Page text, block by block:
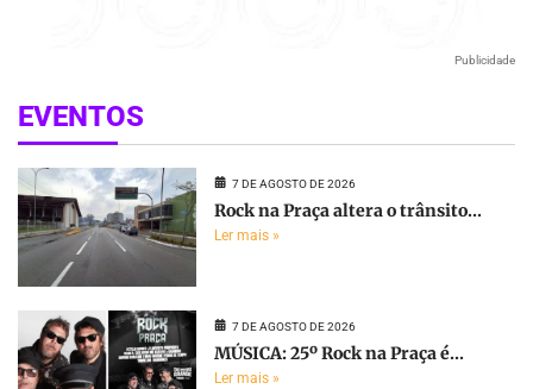
Publicidade
EVENTOS
7 DE AGOSTO DE 2026
Rock na Praça altera o trânsito...
Ler mais »
7 DE AGOSTO DE 2026
MÚSICA: 25º Rock na Praça é...
Ler mais »